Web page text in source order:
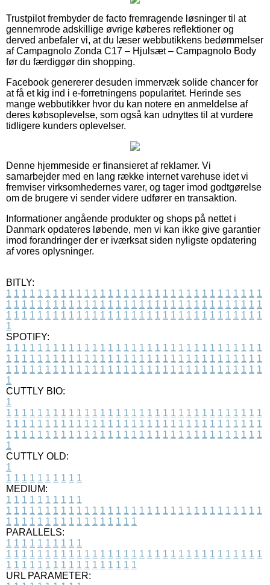
Trustpilot frembyder de facto fremragende løsninger til at
gennemrode adskillige øvrige køberes reflektioner og
derved anbefaler vi, at du læser webbutikkens bedømmelser
af Campagnolo Zonda C17 – Hjulsæt – Campagnolo Body
før du færdiggør din shopping.
Facebook genererer desuden immervæk solide chancer for
at få et kig ind i e-forretningens popularitet. Herinde ses
mange webbutikker hvor du kan notere en anmeldelse af
deres købsoplevelse, som også kan udnyttes til at vurdere
tidligere kunders oplevelser.
Denne hjemmeside er finansieret af reklamer. Vi
samarbejder med en lang række internet varehuse idet vi
fremviser virksomhedernes varer, og tager imod godtgørelse
om de brugere vi sender videre udfører en transaktion.
Informationer angående produkter og shops på nettet i
Danmark opdateres løbende, men vi kan ikke give garantier
imod forandringer der er iværksat siden nyligste opdatering
af vores oplysninger.
BITLY:
1 1 1 1 1 1 1 1 1 1 1 1 1 1 1 1 1 1 1 1 1 1 1 1 1 1 1 1 1 1 1 1 1
1 1 1 1 1 1 1 1 1 1 1 1 1 1 1 1 1 1 1 1 1 1 1 1 1 1 1 1 1 1 1 1 1
1 1 1 1 1 1 1 1 1 1 1 1 1 1 1 1 1 1 1 1 1 1 1 1 1 1 1 1 1 1 1 1 1
1
SPOTIFY:
1 1 1 1 1 1 1 1 1 1 1 1 1 1 1 1 1 1 1 1 1 1 1 1 1 1 1 1 1 1 1 1 1
1 1 1 1 1 1 1 1 1 1 1 1 1 1 1 1 1 1 1 1 1 1 1 1 1 1 1 1 1 1 1 1 1
1 1 1 1 1 1 1 1 1 1 1 1 1 1 1 1 1 1 1 1 1 1 1 1 1 1 1 1 1 1 1 1 1
1
CUTTLY BIO:
1
1 1 1 1 1 1 1 1 1 1 1 1 1 1 1 1 1 1 1 1 1 1 1 1 1 1 1 1 1 1 1 1 1
1 1 1 1 1 1 1 1 1 1 1 1 1 1 1 1 1 1 1 1 1 1 1 1 1 1 1 1 1 1 1 1 1
1 1 1 1 1 1 1 1 1 1 1 1 1 1 1 1 1 1 1 1 1 1 1 1 1 1 1 1 1 1 1 1 1
1
CUTTLY OLD:
1
1 1 1 1 1 1 1 1 1 1
MEDIUM:
1 1 1 1 1 1 1 1 1 1
1 1 1 1 1 1 1 1 1 1 1 1 1 1 1 1 1 1 1 1 1 1 1 1 1 1 1 1 1 1 1 1 1
1 1 1 1 1 1 1 1 1 1 1 1 1 1 1 1 1
PARALLELS:
1 1 1 1 1 1 1 1 1 1
1 1 1 1 1 1 1 1 1 1 1 1 1 1 1 1 1 1 1 1 1 1 1 1 1 1 1 1 1 1 1 1 1
1 1 1 1 1 1 1 1 1 1 1 1 1 1 1 1 1
URL PARAMETER: